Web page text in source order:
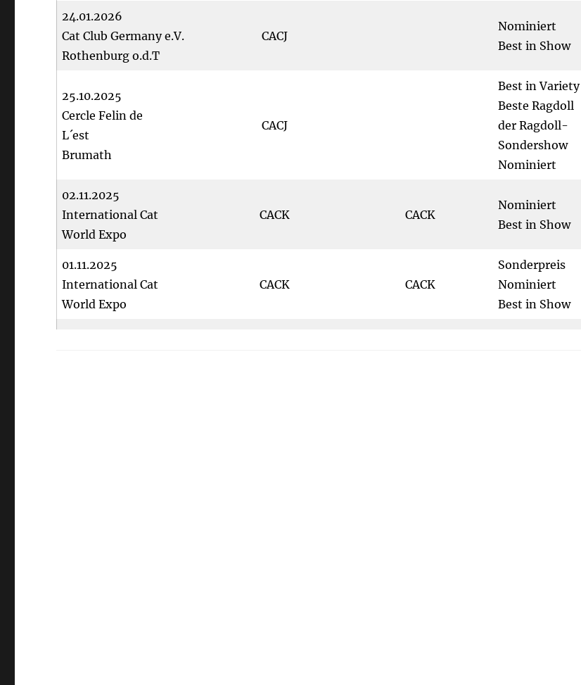
24.01.2026
Cat Club Germany e.V.
Rothenburg o.d.T
CACJ
Nominiert
Best in Show
25.10.2025
Cercle Felin de
L´est
Brumath
CACJ
Best in Variety
Beste Ragdoll
der Ragdoll-
Sondershow
Nominiert
02.11.2025
International Cat
World Expo
CACK CACK
Nominiert
Best in Show
01.11.2025
International Cat
World Expo
CACK CACK
Sonderpreis
Nominiert
Best in Show